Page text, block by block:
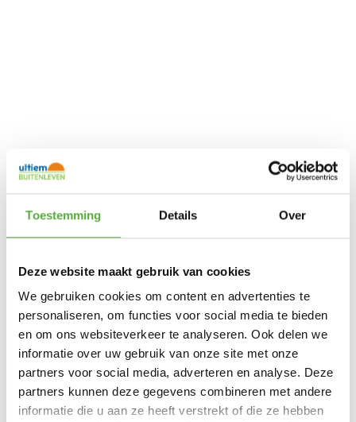
Toestemming Details Over
Deze website maakt gebruik van cookies
We gebruiken cookies om content en advertenties te
personaliseren, om functies voor social media te bieden
en om ons websiteverkeer te analyseren. Ook delen we
informatie over uw gebruik van onze site met onze
partners voor social media, adverteren en analyse. Deze
partners kunnen deze gegevens combineren met andere
informatie die u aan ze heeft verstrekt of die ze hebben